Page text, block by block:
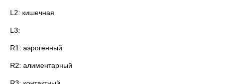
L2: кишечная
L3:
R1: аэрогенный
R2: алиментарный